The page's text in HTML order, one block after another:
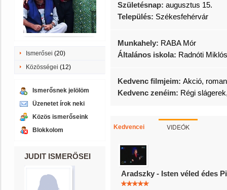
Ismerősei (20)
Közösségei (12)
Ismerősnek jelölöm
Üzenetet írok neki
Közös ismerőseink
Blokkolom
JUDIT ISMERŐSEI
Születésnap: augusztus 15.
Település: Székesfehérvár
Munkahely: RABA Mór
Általános iskola: Radnóti
Kedvenc filmjeim: Akció,
Kedvenc zenéim: Régi
Kedvencei VIDEÓK
Aradszky - Isten véled édes